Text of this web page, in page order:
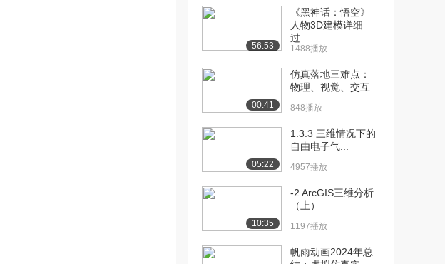
[11] 07浮点运算与数字运
11:54
[12] 07浮点运算与数字运
12:01
[13] 08编程（上） 09:52
[14] 08编程（下）
1068播放
[15] 09流程控制（上）
[16] 09流程控制（下） 12:29
56:53
《黑神话：悟空》
人物3D建模详细
过...
1488播放
00:41
仿真落地三难点：
物理、视觉、交互
848播放
05:22
1.3.3 三维情况下的
自由电子气...
4957播放
10:35
-2 ArcGIS三维分析
（上）
1197播放
帆雨动画2024年总